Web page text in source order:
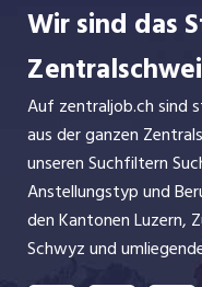
Wir sind das
Auf zentraljob.ch sind
aus der ganzen
unseren Suchfiltern
Anstellungstyp und
den Kantonen Luzern,
Schwyz und